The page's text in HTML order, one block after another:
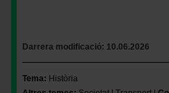
Darrera modificació 10.06.2026
Tema
Història